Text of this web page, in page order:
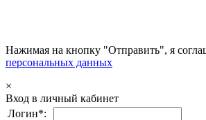
Нажимая на кнопку "Отправить", я
персональных данных
×
Вход в личный кабинет
Логин*: